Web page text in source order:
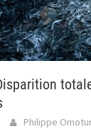
Philippe